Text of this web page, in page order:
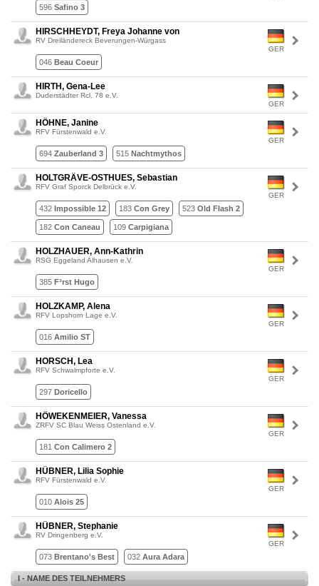
596 Safino 3
GER
HIRSCHHEYDT, Freya Johanne von
RV Dreiländereck Beverungen-Würgass
046 Beau Coeur
GER
HIRTH, Gena-Lee
Duderstädter Rcl. 78 e.V.
GER
HÖHNE, Janine
RFV Fürstenwald e.V.
694 Zauberland 3 515 Nachtmythos
GER
HOLTGRÄVE-OSTHUES, Sebastian
RFV Graf Sporck Delbrück e.V.
432 Impossible 12 183 Con Grey 523 Old Flash 2
182 Con Caneau 109 Carpigiana
GER
HOLZHAUER, Ann-Kathrin
RSG Eggeland Alhausen e.V.
385 F³rst Hugo
GER
HOLZKAMP, Alena
RFV Lopshorn Lage e.V.
016 Amilio ST
GER
HORSCH, Lea
RFV Schwalmpforte e.V.
297 Doricello
GER
HÖWEKENMEIER, Vanessa
ZRFV SC Blau Weiss Ostenland e.V.
181 Con Calimero 2
GER
HÜBNER, Lilia Sophie
RFV Fürstenwald e.V.
010 Alois 25
GER
HÜBNER, Stephanie
RV Dringenberg e.V.
073 Brentano's Best 032 Aura Adara
I - NAME DES TEILNEHMERS